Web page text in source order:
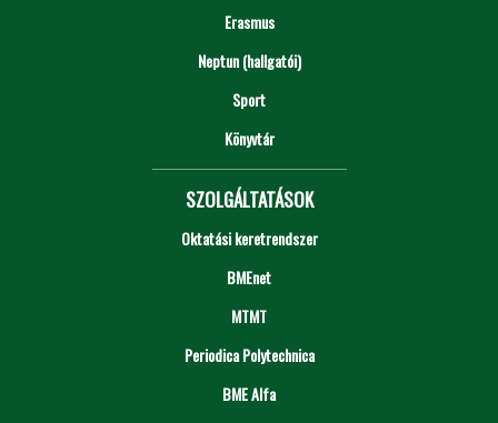
Erasmus
Neptun (hallgatói)
Sport
Könyvtár
SZOLGÁLTATÁSOK
Oktatási keretrendszer
BMEnet
MTMT
Periodica Polytechnica
BME Alfa